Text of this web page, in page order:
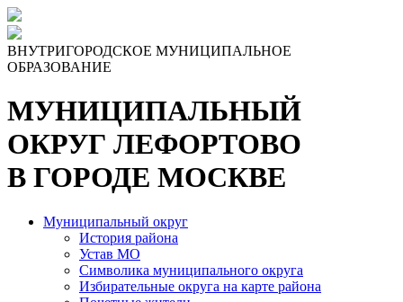
Skip
to
the
content
ВНУТРИГОРОДСКОЕ МУНИЦИПАЛЬНОЕ
ОБРАЗОВАНИЕ
МУНИЦИПАЛЬНЫЙ
ОКРУГ ЛЕФОРТОВО
В ГОРОДЕ МОСКВЕ
Муниципальный округ
История района
Устав МО
Символика муниципального округа
Избирательные округа на карте района